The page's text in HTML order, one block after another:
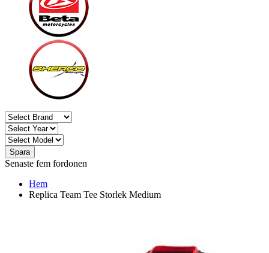
Spara
Senaste fem fordonen
Hem
Replica Team Tee Storlek Medium